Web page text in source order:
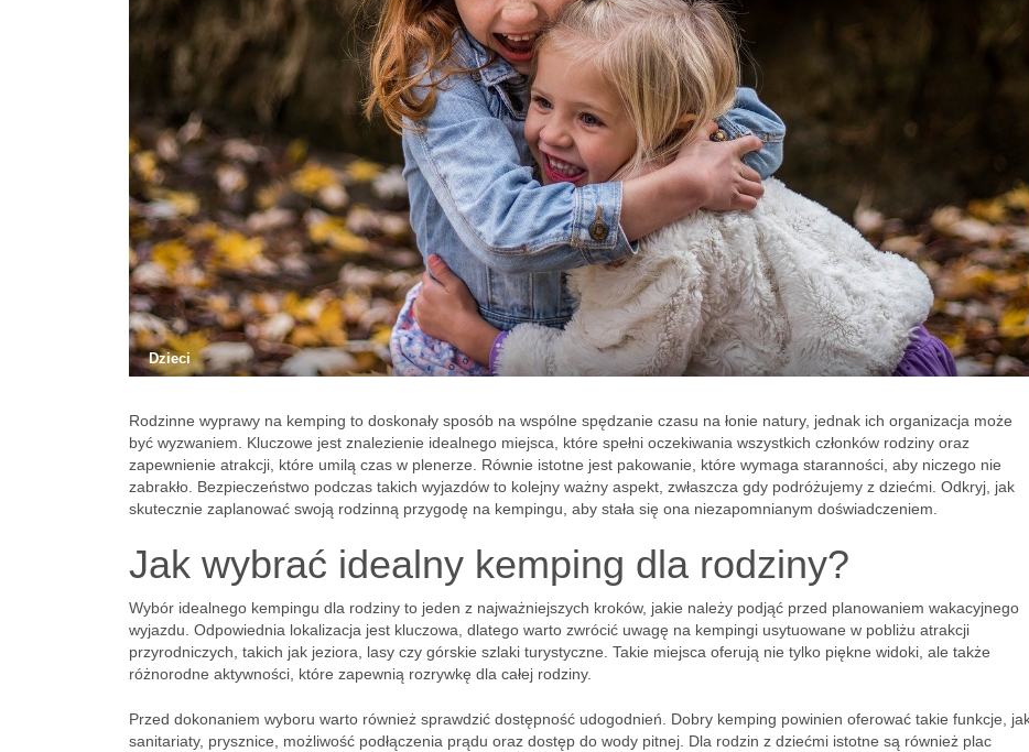
Dzieci
Rodzinne wyprawy na kemping to doskonały sposób na wspólne spędzanie czasu na łonie natury, jednak ich organizacja może
być wyzwaniem. Kluczowe jest znalezienie idealnego miejsca, które spełni oczekiwania wszystkich członków rodziny oraz
zapewnienie atrakcji, które umilą czas w plenerze. Równie istotne jest pakowanie, które wymaga staranności, aby niczego nie
zabrakło. Bezpieczeństwo podczas takich wyjazdów to kolejny ważny aspekt, zwłaszcza gdy podróżujemy z dziećmi. Odkryj, jak
skutecznie zaplanować swoją rodzinną przygodę na kempingu, aby stała się ona niezapomnianym doświadczeniem.
Jak wybrać idealny kemping dla rodziny?
Wybór idealnego kempingu dla rodziny to jeden z najważniejszych kroków, jakie należy podjąć przed planowaniem wakacyjnego
wyjazdu. Odpowiednia lokalizacja jest kluczowa, dlatego warto zwrócić uwagę na kempingi usytuowane w pobliżu atrakcji
przyrodniczych, takich jak jeziora, lasy czy górskie szlaki turystyczne. Takie miejsca oferują nie tylko piękne widoki, ale także
różnorodne aktywności, które zapewnią rozrywkę dla całej rodziny.
Przed dokonaniem wyboru warto również sprawdzić dostępność udogodnień. Dobry kemping powinien oferować takie funkcje,
sanitariaty, prysznice, możliwość podłączenia prądu oraz dostęp do wody pitnej. Dla rodzin z dziećmi istotne są również plac